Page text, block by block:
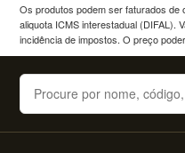
Os produtos podem ser faturados
aliquota ICMS interestadual (DIFAL).
incidência de impostos. O preço
Buscar